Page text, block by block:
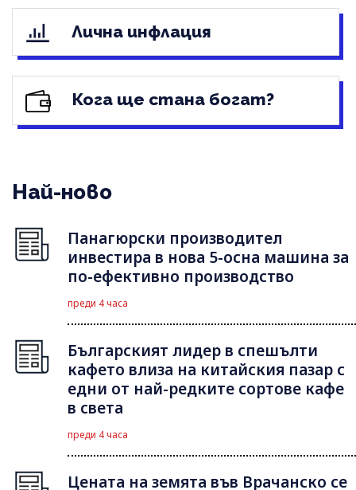
Лична инфлация
Кога ще стана богат?
Най-ново
Панагюрски производител
инвестира в нова 5-осна машина за
по-ефективно производство
преди 4 часа
Българският лидер в спешълти
кафето влиза на китайския пазар с
едни от най-редките сортове кафе
в света
преди 4 часа
Цената на земята във Врачанско се